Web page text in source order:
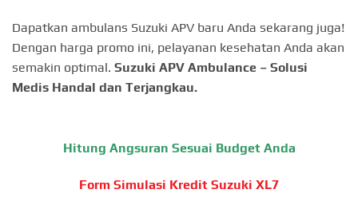
Dapatkan ambulans Suzuki APV baru Anda sekarang juga!
Dengan harga promo ini, pelayanan kesehatan Anda akan
semakin optimal. Suzuki APV Ambulance – Solusi
Medis Handal dan Terjangkau.
Hitung Angsuran Sesuai Budget Anda
Form Simulasi Kredit Suzuki XL7